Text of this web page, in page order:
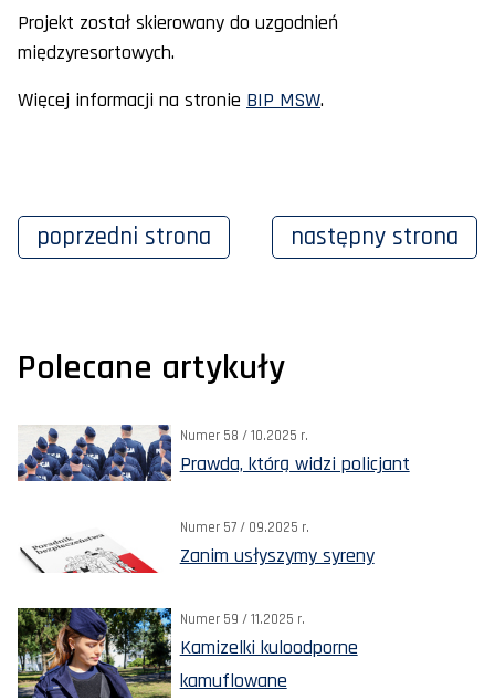
Projekt został skierowany do uzgodnień
międzyresortowych.
Więcej informacji na stronie BIP MSW.
poprzedni strona następny strona
Polecane artykuły
Numer 58 / 10.2025 r.
Prawda, którą widzi policjant
Numer 57 / 09.2025 r.
Zanim usłyszymy syreny
Numer 59 / 11.2025 r.
Kamizelki kuloodporne
kamuflowane